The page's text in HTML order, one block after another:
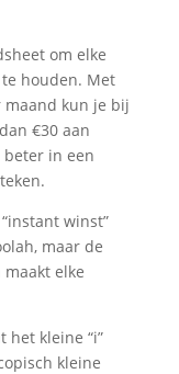
om elke
houden. Met
maand kun je bij
€30 aan
in een
winst”
maar de
elke
kleine “i”
kleine